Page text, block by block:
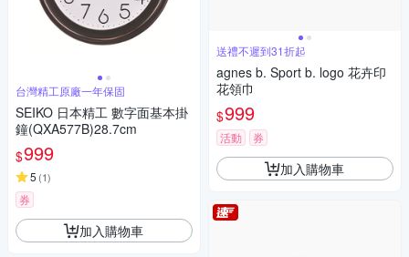
台灣精工原廠一年保固
SEIKO 日本精工 數字面基本掛
鐘(QXA577B)28.7cm
$999
5 (1)
券
加入購物車
送禮不遲到31折起
agnes b. Sport b. logo 花卉印
花領巾
$999
活動 券
加入購物車